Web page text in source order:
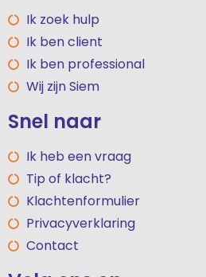
Ik zoek hulp
Ik ben client
Ik ben professional
Wij zijn Siem
Snel naar
Ik heb een vraag
Tip of klacht?
Klachtenformulier
Privacyverklaring
Contact